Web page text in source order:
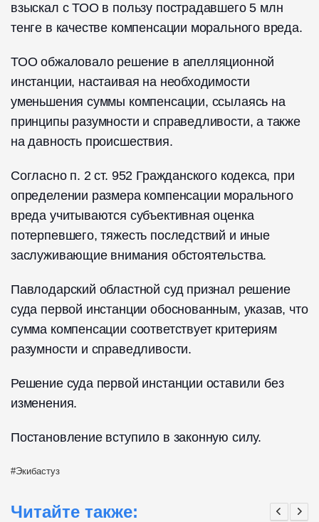
взыскал с ТОО в пользу пострадавшего 5 млн
тенге в качестве компенсации морального вреда.
ТОО обжаловало решение в апелляционной
инстанции, настаивая на необходимости
уменьшения суммы компенсации, ссылаясь на
принципы разумности и справедливости, а также
на давность происшествия.
Согласно п. 2 ст. 952 Гражданского кодекса, при
определении размера компенсации морального
вреда учитываются субъективная оценка
потерпевшего, тяжесть последствий и иные
заслуживающие внимания обстоятельства.
Павлодарский областной суд признал решение
суда первой инстанции обоснованным, указав, что
сумма компенсации соответствует критериям
разумности и справедливости.
Решение суда первой инстанции оставили без
изменения.
Постановление вступило в законную силу.
Экибастуз
Читайте также: